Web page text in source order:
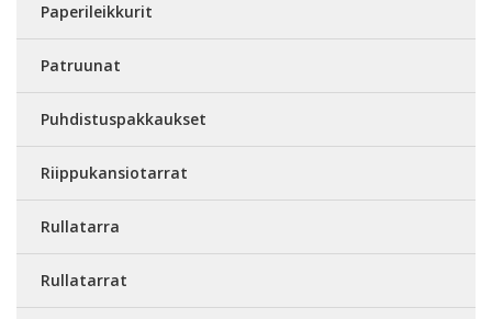
Paperileikkurit
Patruunat
Puhdistuspakkaukset
Riippukansiotarrat
Rullatarra
Rullatarrat